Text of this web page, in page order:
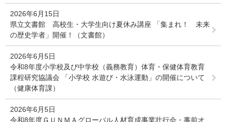
2026年6月15日
県立文書館 高校生・大学生向け夏休み講座 「集まれ！ 未来
の歴史学者」開催！（文書館）
2026年6月5日
令和8年度小学校及び中学校（義務教育）体育・保健体育教育
課程研究協議会 「小学校 水遊び・水泳運動」の開催について
（健康体育課）
2026年6月5日
令和8年度ＧＵＮＭＡグローバル人材育成事業壮行会・事前オ